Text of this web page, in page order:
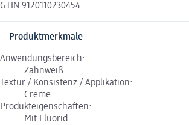
GTIN 9120110230454
Produktmerkmale
Anwendungsbereich:
Zahnweiß
Textur / Konsistenz / Applikation:
Creme
Produkteigenschaften:
Mit Fluorid